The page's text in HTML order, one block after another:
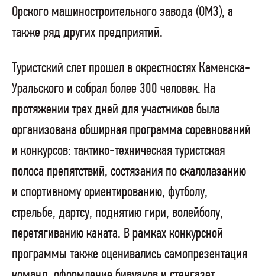
Орского машиностроительного завода (ОМЗ), а
также ряд других предприятий.
Туристский слет прошел в окрестностях Каменска-
Уральского и собрал более 300 человек. На
протяжении трех дней для участников была
организована обширная программа соревнований
и конкурсов: тактико-техническая туристская
полоса препятствий, состязания по скалолазанию
и спортивному ориентированию, футболу,
стрельбе, дартсу, поднятию гири, волейболу,
перетягиванию каната. В рамках конкурсной
программы также оценивались самопрезентация